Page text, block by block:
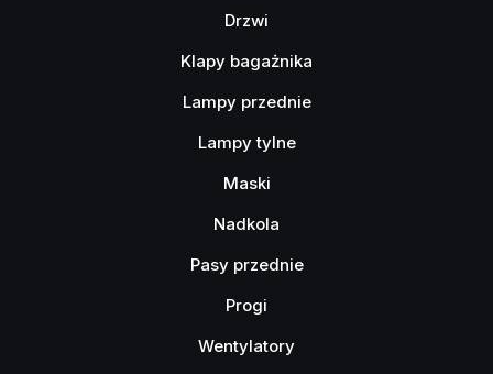
Drzwi
Klapy bagażnika
Lampy przednie
Lampy tylne
Maski
Nadkola
Pasy przednie
Progi
Wentylatory